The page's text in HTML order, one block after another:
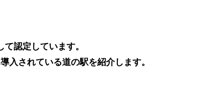
認定しています。
入されている道の駅を紹介します。